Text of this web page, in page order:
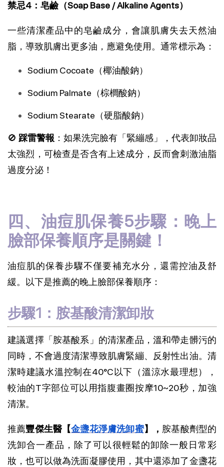
禁忌4：皂鹼（Soap Base / Alkaline Agents）
一些清潔產品中的皂鹼成分，會讓肌膚失去天然油
脂，導致肌膚出更多油，應避免使用。通常標示為：
Sodium Cocoate（椰油酸鈉）
Sodium Palmate（棕櫚酸鈉）
Sodium Stearate（硬脂酸鈉）
🚫 踩雷警報 ：如果洗完臉有「緊繃感」，代表卸妝品
太強烈，可檢查是否含有上述成分，反而會刺激油脂
過度分泌！
四、油痘肌保養5步驟：晚上
臉部保養順序是關鍵！
油痘肌的保養步驟不僅要補充水分，還需控油及舒
緩。以下是推薦的晚上臉部保養順序：
步驟1：胺基酸清潔卸妝
建議選擇「胺基酸系」的清潔產品，溫和帶走髒污的
同時，不會過度清潔導致肌膚緊繃、反射性出油。清
潔時建議水溫控制在40°C以下（溫涼水最理想），
較油的T字部位可以用指腹畫圈按摩10~20秒，加強
清潔。
推薦豐傑生醫【金盞花淨膚洗卸蜜】， 胺基酸劑型的
洗卸合一產品，除了可以很輕鬆的卸除一般日常彩
妝，也可以做為洗面凝膠使用，其中還添加了金盞花